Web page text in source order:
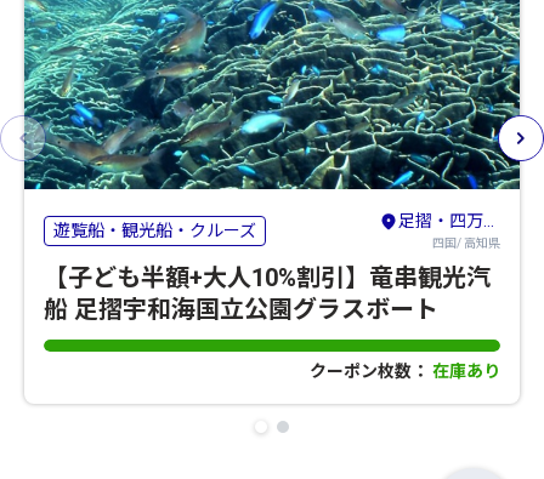
遊覧船・観光船・クルーズ 足摺・四万十・宿毛
四国/ 高知県
【子ども半額+大人10%割引】竜串観光汽
船 足摺宇和海国立公園グラスボート
クーポン枚数： 在庫あり